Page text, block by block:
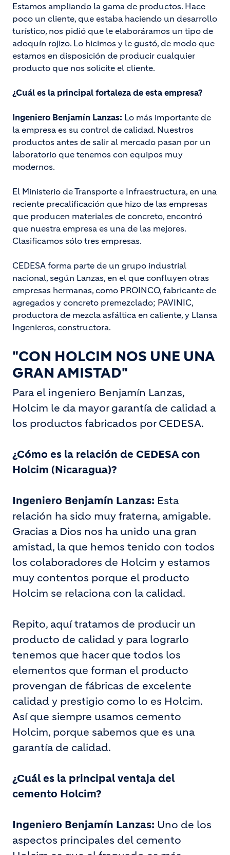
Estamos ampliando la gama de productos. Hace
poco un cliente, que estaba haciendo un desarrollo
turístico, nos pidió que le elaboráramos un tipo de
adoquín rojizo. Lo hicimos y le gustó, de modo que
estamos en disposición de producir cualquier
producto que nos solicite el cliente.
¿Cuál es la principal fortaleza de esta empresa?
Ingeniero Benjamín Lanzas: Lo más importante de
la empresa es su control de calidad. Nuestros
productos antes de salir al mercado pasan por un
laboratorio que tenemos con equipos muy
modernos.
El Ministerio de Transporte e Infraestructura, en una
reciente precalificación que hizo de las empresas
que producen materiales de concreto, encontró
que nuestra empresa es una de las mejores.
Clasificamos sólo tres empresas.
CEDESA forma parte de un grupo industrial
nacional, según Lanzas, en el que confluyen otras
empresas hermanas, como PROINCO, fabricante de
agregados y concreto premezclado; PAVINIC,
productora de mezcla asfáltica en caliente, y Llansa
Ingenieros, constructora.
"CON HOLCIM NOS UNE UNA
GRAN AMISTAD"
Para el ingeniero Benjamín Lanzas,
Holcim le da mayor garantía de calidad a
los productos fabricados por CEDESA.
¿Cómo es la relación de CEDESA con
Holcim (Nicaragua)?
Ingeniero Benjamín Lanzas: Esta
relación ha sido muy fraterna, amigable.
Gracias a Dios nos ha unido una gran
amistad, la que hemos tenido con todos
los colaboradores de Holcim y estamos
muy contentos porque el producto
Holcim se relaciona con la calidad.
Repito, aquí tratamos de producir un
producto de calidad y para lograrlo
tenemos que hacer que todos los
elementos que forman el producto
provengan de fábricas de excelente
calidad y prestigio como lo es Holcim.
Así que siempre usamos cemento
Holcim, porque sabemos que es una
garantía de calidad.
¿Cuál es la principal ventaja del
cemento Holcim?
Ingeniero Benjamín Lanzas: Uno de los
aspectos principales del cemento